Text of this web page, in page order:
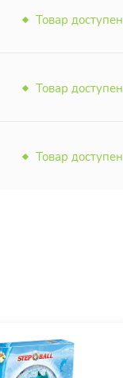
Товар доступен
Товар доступен
Товар доступен